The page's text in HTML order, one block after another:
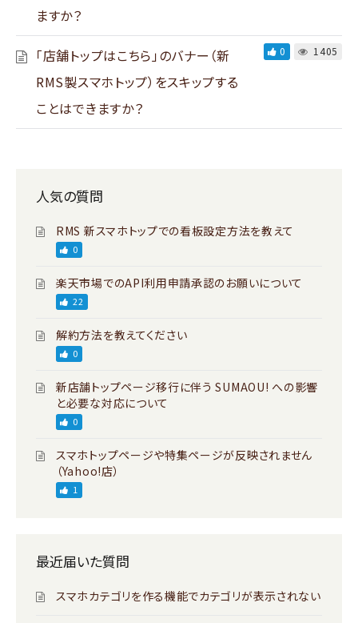
ますか？
「店舗トップはこちら」のバナー（新
RMS製スマホトップ）をスキップする
ことはできますか？
0 1405
人気の質問
RMS 新スマホトップでの看板設定方法を教えて
0
楽天市場でのAPI利用申請承認のお願いについて
22
解約方法を教えてください
0
新店舗トップページ移行に伴う SUMAOU! への影響
と必要な対応について
0
スマホトップページや特集ページが反映されません
（Yahoo!店）
1
最近届いた質問
スマホカテゴリを作る機能でカテゴリが表示されない